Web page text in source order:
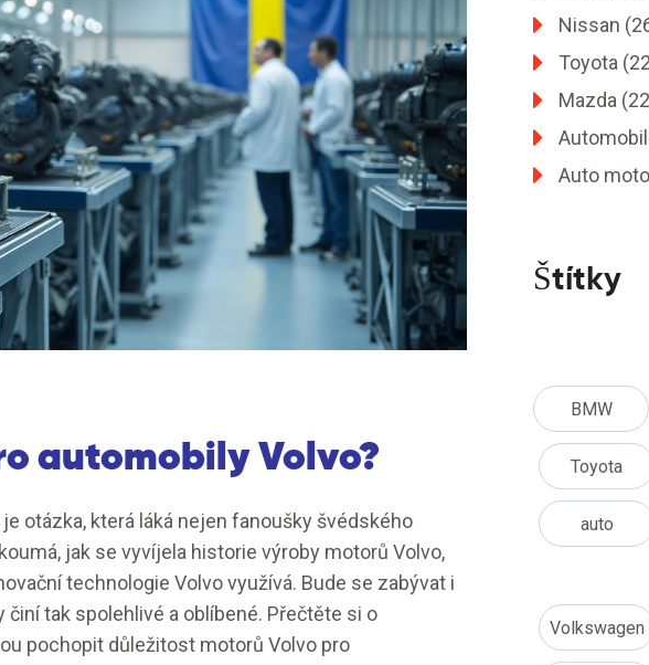
automobily Volvo?
otázka, která láká nejen fanoušky švédského
jak se vyvíjela historie výroby motorů Volvo,
technologie Volvo využívá. Bude se zabývat i
tak spolehlivé a oblíbené. Přečtěte si o
pochopit důležitost motorů Volvo pro
Nissan
Toyota
Mazda
Auto moto
Štítky
BMW
Toyota
auto
Volkswagen